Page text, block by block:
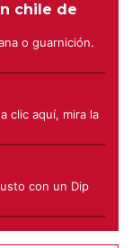
chile de
o guarnición.
clic aquí, mira la
con un Dip